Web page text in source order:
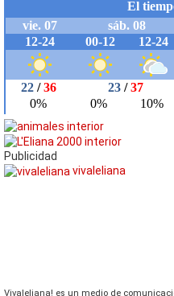
Publicidad
vivaleliana
Vivaleliana! es un medio de